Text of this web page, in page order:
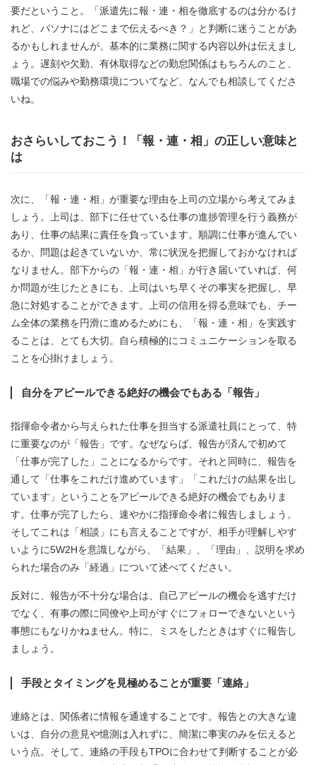
要だということ。「派遣先に報・連・相を徹底するのは分かるけ
れど、パソナにはどこまで伝えるべき？」と判断に迷うことがあ
るかもしれませんが、基本的に業務に関する内容以外は伝えまし
ょう。遅刻や欠勤、有休取得などの勤怠関係はもちろんのこと、
職場での悩みや勤務環境についてなど、なんでも相談してくださ
いね。
おさらいしておこう！「報・連・相」の正しい意味と
は
次に、「報・連・相」が重要な理由を上司の立場から考えてみま
しょう。上司は、部下に任せている仕事の進捗管理を行う義務が
あり、仕事の結果に責任を負っています。順調に仕事が進んでい
るか、問題は起きていないか、常に状況を把握しておかなければ
なりません。部下からの「報・連・相」が行き届いていれば、何
か問題が生じたときにも、上司はいち早くその事実を把握し、早
急に対処することができます。上司の信用を得る意味でも、チー
ム全体の業務を円滑に進めるためにも、「報・連・相」を実践す
ることは、とても大切。自ら積極的にコミュニケーションを取る
ことを心掛けましょう。
自分をアピールできる絶好の機会でもある「報告」
指揮命令者から与えられた仕事を担当する派遣社員にとって、特
に重要なのが「報告」です。なぜならば、報告が済んで初めて
「仕事が完了した」ことになるからです。それと同時に、報告を
通して「仕事をこれだけ進めています」「これだけの結果を出し
ています」ということをアピールできる絶好の機会でもありま
す。仕事が完了したら、速やかに指揮命令者に報告しましょう。
そしてこれは「相談」にも言えることですが、相手が理解しやす
いように5W2Hを意識しながら、「結果」、「理由」、説明を求め
られた場合のみ「経過」について述べてください。
反対に、報告が不十分な場合は、自己アピールの機会を逃すだけ
でなく、有事の際に同僚や上司がすぐにフォローできないという
事態にもなりかねません。特に、ミスをしたときはすぐに報告し
ましょう。
手段とタイミングを見極めることが重要「連絡」
連絡とは、関係者に情報を通達することです。報告との大きな違
いは、自分の意見や憶測は入れずに、簡潔に事実のみを伝えると
いう点。そして、連絡の手段もTPOに合わせて判断することが必